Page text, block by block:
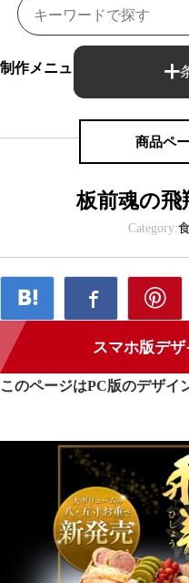
制作メニュー： 商品ページ
商品ペ
板前魂の飛
Category:
スマホ版デ
このページはPC版のデザイ